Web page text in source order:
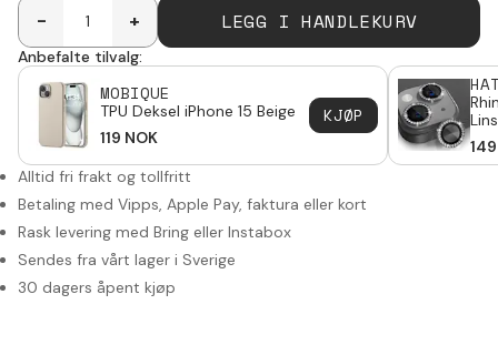
-
+ LEGG I HANDLEKURV
Anbefalte tilvalg:
MOBIQUE
TPU Deksel iPhone 15 Beige
119 NOK
KJØP
149
Alltid fri frakt og tollfritt
Betaling med Vipps, Apple Pay, faktura eller kort
Rask levering med Bring eller Instabox
Sendes fra vårt lager i Sverige
30 dagers åpent kjøp